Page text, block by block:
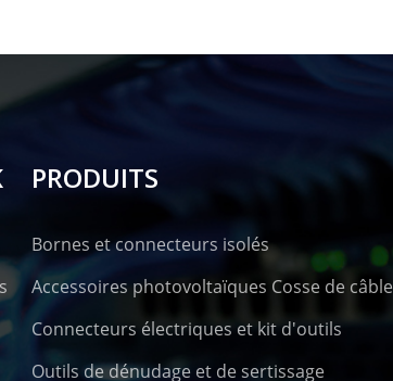
PRODUITS
Bornes et connecteurs isolés
Accessoires photovoltaïques Cosse de câble
Connecteurs électriques et kit d'outils
Outils de dénudage et de sertissage